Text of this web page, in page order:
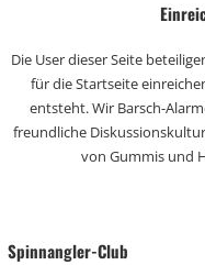
Die User dieser Seite
für die Startseite
entsteht. Wir Barsch-
freundliche
von Gummis und
Spinnangler-Club